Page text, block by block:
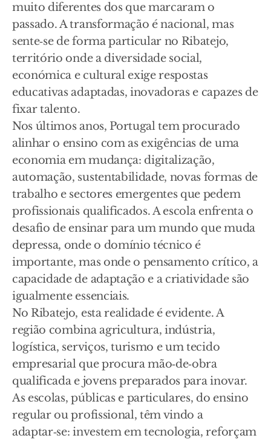
muito diferentes dos que marcaram o
passado. A transformação é nacional, mas
sente‑se de forma particular no Ribatejo,
território onde a diversidade social,
económica e cultural exige respostas
educativas adaptadas, inovadoras e capazes de
fixar talento.
Nos últimos anos, Portugal tem procurado
alinhar o ensino com as exigências de uma
economia em mudança: digitalização,
automação, sustentabilidade, novas formas de
trabalho e sectores emergentes que pedem
profissionais qualificados. A escola enfrenta o
desafio de ensinar para um mundo que muda
depressa, onde o domínio técnico é
importante, mas onde o pensamento crítico, a
capacidade de adaptação e a criatividade são
igualmente essenciais.
No Ribatejo, esta realidade é evidente. A
região combina agricultura, indústria,
logística, serviços, turismo e um tecido
empresarial que procura mão‑de‑obra
qualificada e jovens preparados para inovar.
As escolas, públicas e particulares, do ensino
regular ou profissional, têm vindo a
adaptar‑se: investem em tecnologia, reforçam